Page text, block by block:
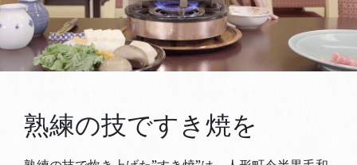
熟練の技ですき焼を